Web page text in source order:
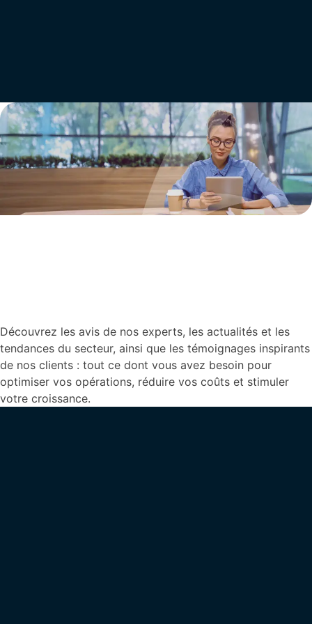
Découvrez les avis de nos experts, les actualités et les
tendances du secteur, ainsi que les témoignages inspirants
de nos clients : tout ce dont vous avez besoin pour
optimiser vos opérations, réduire vos coûts et stimuler
votre croissance.